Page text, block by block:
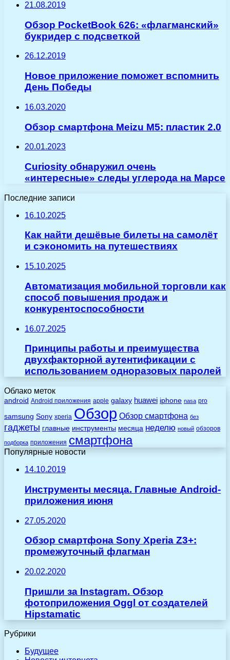
21.08.2019
Обзор PocketBook 626: «флагманский»
букридер с подсветкой
26.12.2019
Новое приложение поможет вспомнить
День Победы
16.03.2020
Обзор смартфона Meizu M5: пластик 2.0
20.01.2023
Curiosity обнаружил очень
«интересные» следы углерода на Марсе
Последние записи
16.10.2025
Как найти дешёвые билеты на самолёт
и сэкономить на путешествиях
15.10.2025
Автоматизация мобильной торговли как
способ повышения продаж и
конкурентоспособности
16.07.2025
Принципы работы и преимущества
двухфакторной аутентификации с
использованием одноразовых паролей
Облако меток
android Android приложения apple galaxy huawei iphone nasa pro
samsung Sony xperia Обзор Обзор смартфона без
гаджеты главные инструменты месяца неделю новый обзоров
подборка приложения смартфона
Популярные новости
14.10.2019
Инструменты месяца. Главные Android-
приложения июня
27.05.2020
Обзор смартфона Sony Xperia Z3+:
промежуточный флагман
20.02.2020
Пришли за Instagram. Обзор
фотоприложения Oggl от создателей
Hipstamatic
Рубрики
Будущее